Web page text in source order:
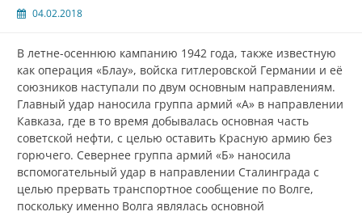
04.02.2018
В летне-осеннюю кампанию 1942 года, также известную
как операция «Блау», войска гитлеровской Германии и её
союзников наступали по двум основным направлениям.
Главный удар наносила группа армий «А» в направлении
Кавказа, где в то время добывалась основная часть
советской нефти, с целью оставить Красную армию без
горючего. Севернее группа армий «Б» наносила
вспомогательный удар в направлении Сталинграда с
целью прервать транспортное сообщение по Волге,
поскольку именно Волга являлась основной